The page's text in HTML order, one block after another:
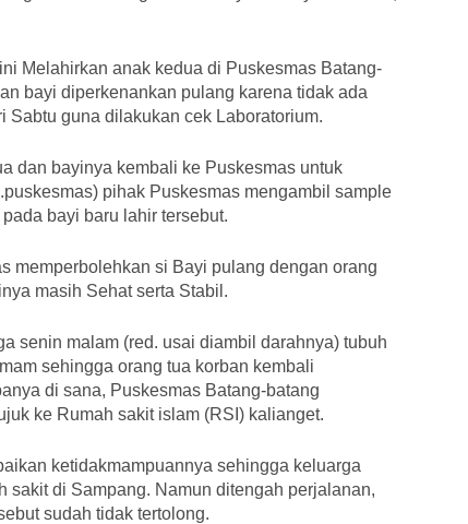
Melahirkan anak kedua di Puskesmas Batang-
bayi diperkenankan pulang karena tidak ada
guna dilakukan cek Laboratorium.
dan bayinya kembali ke Puskesmas untuk
pihak Puskesmas mengambil sample
bayi baru lahir tersebut.
memperbolehkan si Bayi pulang dengan orang
masih Sehat serta Stabil.
senin malam (red. usai diambil darahnya) tubuh
sehingga orang tua korban kembali
di sana, Puskesmas Batang-batang
ke Rumah sakit islam (RSI) kalianget.
ketidakmampuannya sehingga keluarga
sakit di Sampang. Namun ditengah perjalanan,
sudah tidak tertolong.